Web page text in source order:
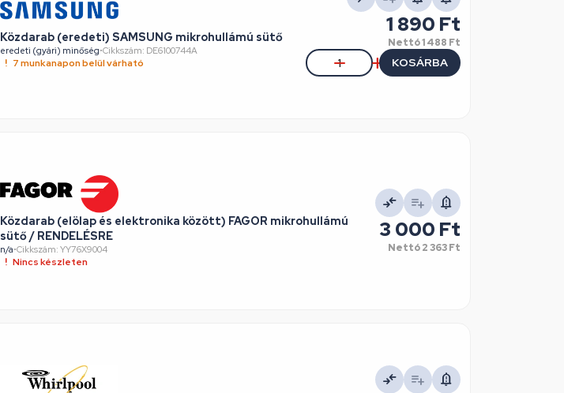
Közdarab (eredeti) SAMSUNG mikrohullámú sütő
eredeti (gyári) minőség•Cikkszám: DE6100744A
7 munkanapon belül várható
1 890 Ft
Nettó1 488 Ft
KOSÁRBA
Közdarab (elölap és elektronika között) FAGOR mikrohullámú
sütő / RENDELÉSRE
n/a•Cikkszám: YY76X9004
Nincs készleten
3 000 Ft
Nettó2 363 Ft